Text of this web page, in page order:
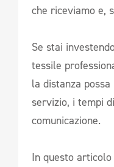
che riceviamo e,
Se stai
tessile
la distanza
servizio, i tempi
comunicazione.
In questo